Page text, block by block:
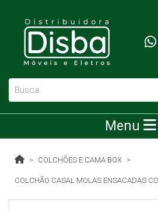
Menu
COLCHÕES E CAMA BOX
COLCHÃO CASAL MOLAS ENSACADAS